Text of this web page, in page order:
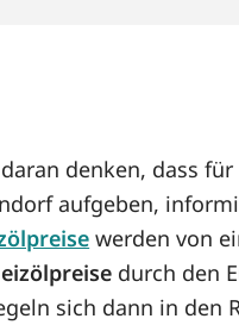
denken, dass
aufgeben,
werden von
durch den
sich dann in den